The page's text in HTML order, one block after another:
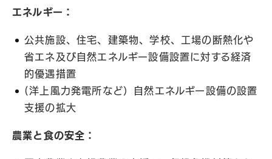
エネルギー：
公共施設、住宅、建築物、学校、工場の断熱化や
省エネ及び自然エネルギー設備設置に対する経済
的優遇措置
(洋上風力発電所など）自然エネルギー設備の設置
支援の拡大
農業と食の安全：